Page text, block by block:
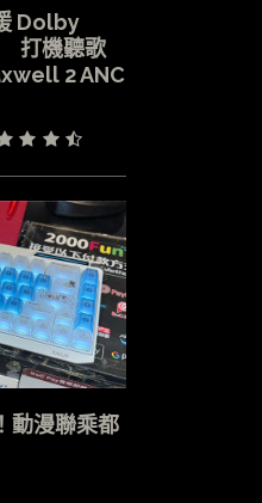
Dolby
打機聽歌
2 ANC
動漫聯乘都